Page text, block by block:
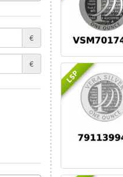
€
€
LSP